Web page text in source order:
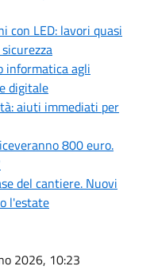
con LED: lavori quasi
informatica agli
digitale
aiuti immediati per
800 euro.
del cantiere. Nuovi
l'estate
2026, 10:23